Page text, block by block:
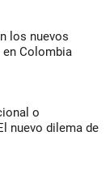
los nuevos
Colombia
o
nuevo dilema de